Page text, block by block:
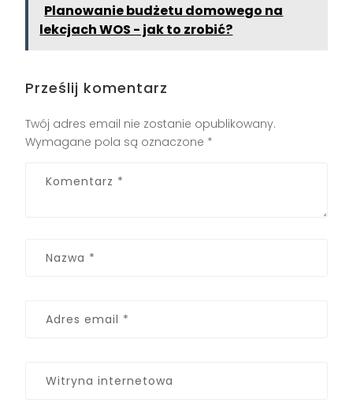
Planowanie budżetu domowego na
lekcjach WOS - jak to zrobić?
Prześlij komentarz
Twój adres email nie zostanie opublikowany.
Wymagane pola są oznaczone *